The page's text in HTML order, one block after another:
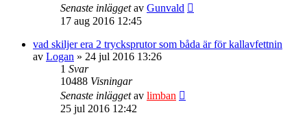
Senaste inläggetav Gunvald
17 aug 2016 12:45
vad skiljer era 2 trycksprutor som båda är för kallavfettnin
av Logan » 24 jul 2016 13:26
1 Svar
10488 Visningar
Senaste inläggetav limban
25 jul 2016 12:42